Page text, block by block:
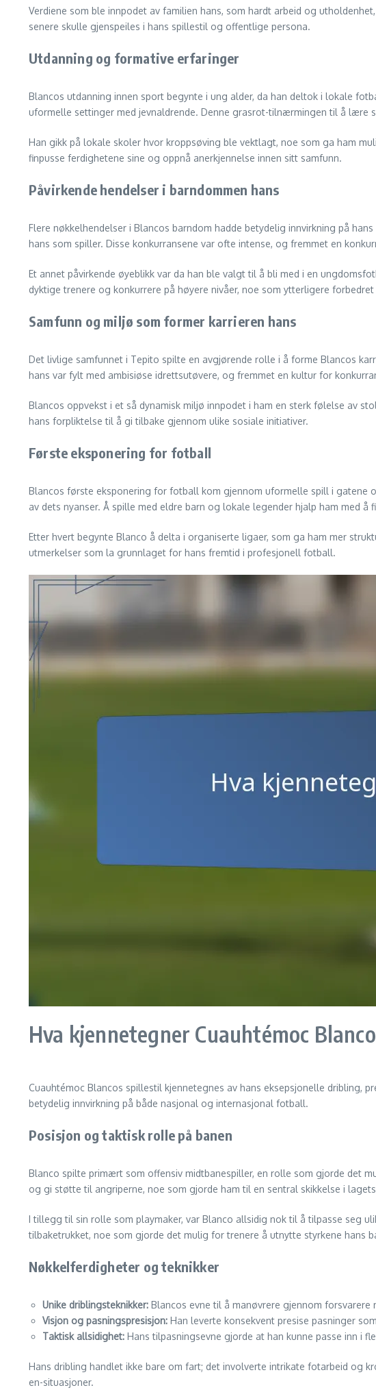
Verdiene som ble innpodet av familien hans, som hardt arbeid og
senere skulle gjenspeiles i hans spillestil og offentlige persona.
Utdanning og formative erfaringer
Blancos utdanning innen sport begynte i ung alder, da han deltok i lokale
uformelle settinger med jevnaldrende. Denne grasrot-tilnærmingen til å lære
Han gikk på lokale skoler hvor kroppsøving ble vektlagt, noe som ga ham
finpusse ferdighetene sine og oppnå anerkjennelse innen sitt samfunn.
Påvirkende hendelser i barndommen hans
Flere nøkkelhendelser i Blancos barndom hadde betydelig innvirkning på
hans som spiller. Disse konkurransene var ofte intense, og fremmet en
Et annet påvirkende øyeblikk var da han ble valgt til å bli med i en
dyktige trenere og konkurrere på høyere nivåer, noe som ytterligere
Samfunn og miljø som former karrieren hans
Det livlige samfunnet i Tepito spilte en avgjørende rolle i å forme Blancos
hans var fylt med ambisiøse idrettsutøvere, og fremmet en kultur for
Blancos oppvekst i et så dynamisk miljø innpodet i ham en sterk følelse av
hans forpliktelse til å gi tilbake gjennom ulike sosiale initiativer.
Første eksponering for fotball
Blancos første eksponering for fotball kom gjennom uformelle spill i
av dets nyanser. Å spille med eldre barn og lokale legender hjalp ham med
Etter hvert begynte Blanco å delta i organiserte ligaer, som ga ham mer
utmerkelser som la grunnlaget for hans fremtid i profesjonell fotball.
Hva kjennetegner Cuauhtémoc
Cuauhtémoc Blancos spillestil kjennetegnes av hans eksepsjonelle dribling,
betydelig innvirkning på både nasjonal og internasjonal fotball.
Posisjon og taktisk rolle på banen
Blanco spilte primært som offensiv midtbanespiller, en rolle som gjorde det
og gi støtte til angriperne, noe som gjorde ham til en sentral skikkelse i
I tillegg til sin rolle som playmaker, var Blanco allsidig nok til å tilpasse seg
tilbaketrukket, noe som gjorde det mulig for trenere å utnytte styrkene hans
Nøkkelferdigheter og teknikker
Unike driblingsteknikker: Blancos evne til å manøvrere gjennom forsvarere
Visjon og pasningspresisjon: Han leverte konsekvent presise pasninger
Taktisk allsidighet: Hans tilpasningsevne gjorde at han kunne passe inn i
Hans dribling handlet ikke bare om fart; det involverte intrikate fotarbeid og
en-situasjoner.